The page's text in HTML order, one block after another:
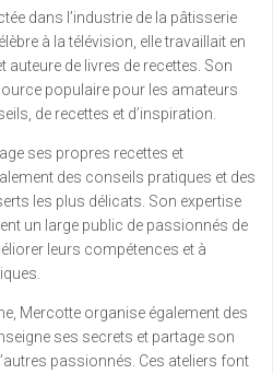
dans l’industrie de la pâtisserie
à la télévision, elle travaillait en
auteure de livres de recettes. Son
populaire pour les amateurs
de recettes et d’inspiration.
ses propres recettes et
des conseils pratiques et des
les plus délicats. Son expertise
un large public de passionnés de
leurs compétences et à
Mercotte organise également des
ses secrets et partage son
passionnés. Ces ateliers font